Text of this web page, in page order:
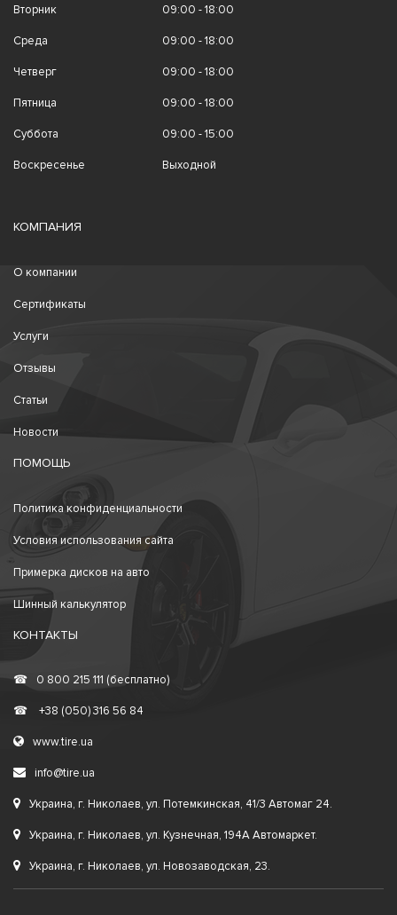
Вторник 09:00 - 18:00
Среда 09:00 - 18:00
Четверг 09:00 - 18:00
Пятница 09:00 - 18:00
Суббота 09:00 - 15:00
Воскресенье Выходной
КОМПАНИЯ
О компании
Сертификаты
Услуги
Отзывы
Статьи
Новости
ПОМОЩЬ
Политика конфиденциальности
Условия использования сайта
Примерка дисков на авто
Шинный калькулятор
КОНТАКТЫ
☎ 0 800 215 111 (бесплатно)
☎ +38 (050) 316 56 84
www.tire.ua
info@tire.ua
Украина, г. Николаев, ул. Потемкинская, 41/3 Автомаг 24.
Украина, г. Николаев, ул. Кузнечная, 194А Автомаркет.
Украина, г. Николаев, ул. Новозаводская, 23.